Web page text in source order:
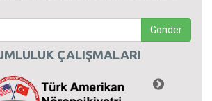
Gönder
ÇALIŞMALARI